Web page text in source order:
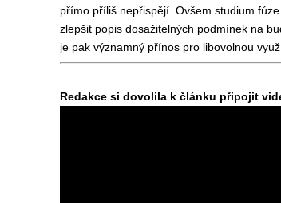
přímo příliš nepřispějí. Ovšem studium
zlepšit popis dosažitelných podmínek na
je pak významný přínos pro libovolnou
Redakce si dovolila k článku připojit